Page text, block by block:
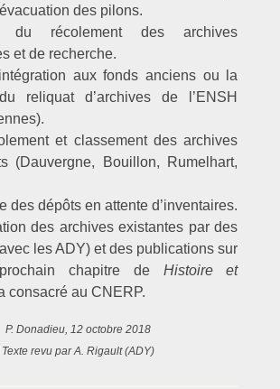
des pilons.
récolement des archives
et de recherche.
aux fonds anciens ou la
reliquat d’archives de l’ENSH
et classement des archives
(Dauvergne, Bouillon, Rumelhart,
des dépôts en attente d’inventaires.
des archives existantes par des
les ADY) et des publications sur
chapitre de Histoire et
consacré au CNERP.
P. Donadieu, 12 octobre 2018
Texte revu par A. Rigault (ADY)